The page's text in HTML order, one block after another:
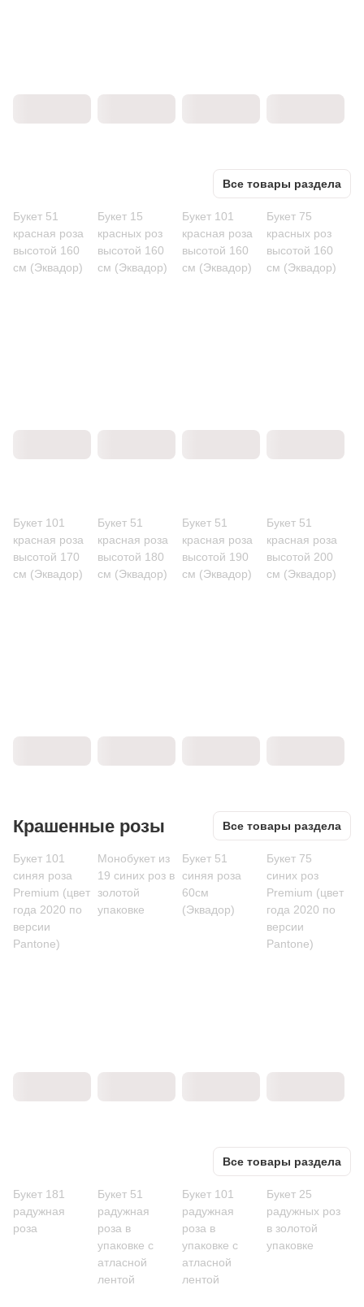
Все товары раздела
Букет 51
красная роза
высотой 160
см (Эквадор)
Букет 15
красных роз
высотой 160
см (Эквадор)
Букет 101
красная роза
высотой 160
см (Эквадор)
Букет 75
красных роз
высотой 160
см (Эквадор)
Букет 101
красная роза
высотой 170
см (Эквадор)
Букет 51
красная роза
высотой 180
см (Эквадор)
Букет 51
красная роза
высотой 190
см (Эквадор)
Букет 51
красная роза
высотой 200
см (Эквадор)
Крашенные розы Все товары раздела
Букет 101
синяя роза
Premium (цвет
года 2020 по
версии
Pantone)
Монобукет из
19 синих роз в
золотой
упаковке
Букет 51
синяя роза
60см
(Эквадор)
Букет 75
синих роз
Premium (цвет
года 2020 по
версии
Pantone)
Все товары раздела
Букет 181
радужная
роза
Букет 51
радужная
роза в
упаковке с
атласной
лентой
Букет 101
радужная
роза в
упаковке с
атласной
лентой
Букет 25
радужных роз
в золотой
упаковке